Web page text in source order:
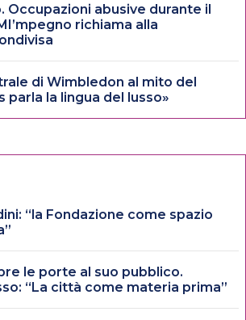
Occupazioni abusive durante il
richiama alla
di Wimbledon al mito del
parla la lingua del lusso»
“la Fondazione come spazio
le porte al suo pubblico.
“La città come materia prima”